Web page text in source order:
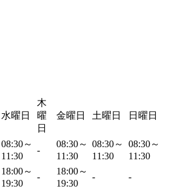
水曜日
木
曜
日
金曜日 土曜日 日曜日
08:30～
11:30
-
08:30～
11:30
08:30～
11:30
08:30～
11:30
18:00～
19:30
-
18:00～
19:30
- -